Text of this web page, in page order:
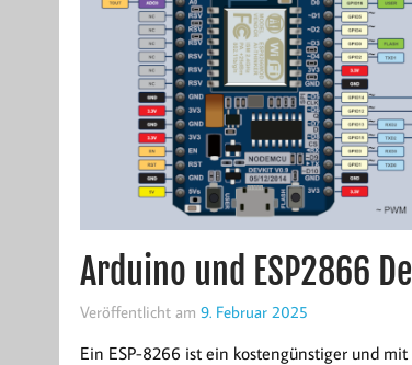
Arduino und ESP2866
Veröffentlicht am 9. Februar 2025
Ein ESP-8266 ist ein kostengünstiger und